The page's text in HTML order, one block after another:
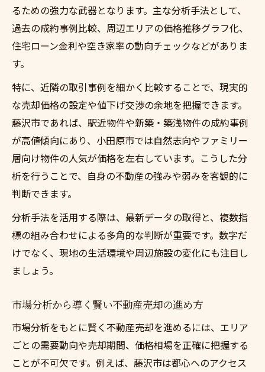
るための強力な武器となります。主な分析手法として、
過去の成約事例比較、周辺エリアの価格推移グラフ化、
住宅ローン金利や空き家率の動向チェックなどがありま
す。
特に、近隣の取引事例を細かく比較することで、現実的
な売却価格の設定や値下げ交渉の余地を把握できます。
藤沢市であれば、駅近物件や新築・築浅物件の成約事例
が高値傾向にあり、小田原市では自然志向やファミリー
層向け物件の人気が価格を左右しています。こうした分
析を行うことで、自身の不動産の強みや弱みを客観的に
判断できます。
分析手法を活用する際は、最新データの取得と、複数指
標の組み合わせによる多角的な判断が重要です。数字だ
けでなく、現地の生活環境や周辺施設の変化にも注目し
ましょう。
市場分析から導く賢い不動産売却の進め方
市場分析をもとに賢く不動産売却を進めるには、エリア
ごとの需要動向や売却期間、価格相場を正確に把握する
ことが不可欠です。例えば、藤沢市は都心へのアクセス